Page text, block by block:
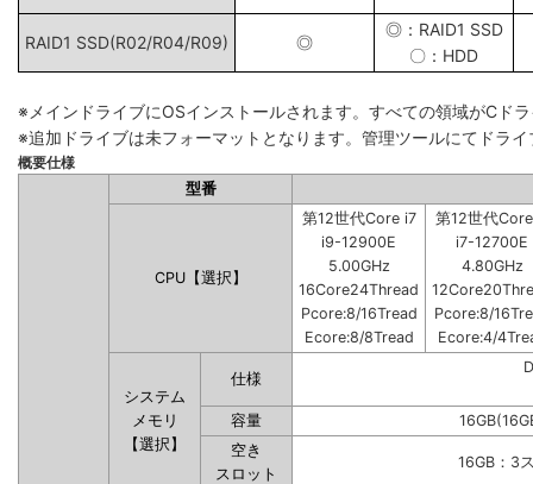
RAID1 SSD(R02/R04/R09) ◎
◎：RAID1 SSD
〇：HDD
※メインドライブにOSインストールされます。すべての領域がCド
※追加ドライブは未フォーマットとなります。管理ツールにてドラ
概要仕様
型番
CPU【選択】
第12世代Core i7
i9-12900E
5.00GHz
16Core24Thread
Pcore:8/16Tread
Ecore:8/8Tread
第12世代
i7-12700E
4.80GHz
Pcore:8/
Ecore:4/
システム
メモリ
【選択】
仕様
容量
空き
スロット
16GB：3